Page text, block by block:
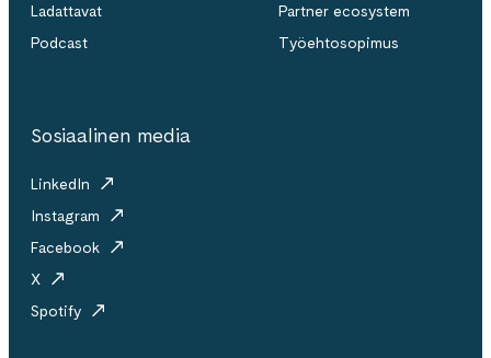
Ladattavat
Podcast
Partner ecosystem
Työehtosopimus
Sosiaalinen media
LinkedIn
Instagram
Facebook
X
Spotify